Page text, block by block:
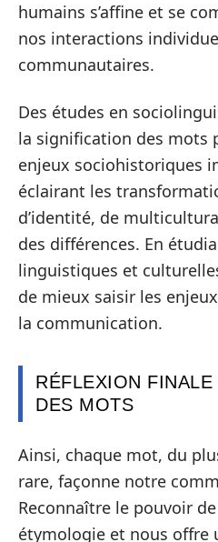
humains s’affine et se
nos interactions
communautaires.
Des études en
la signification des mots
enjeux sociohistoriques
éclairant les
d’identité, de
des différences. En
linguistiques et
de mieux saisir les
la communication.
RÉFLEXION FINALE
DES MOTS
Ainsi, chaque mot, du
rare, façonne notre
Reconnaître le pouvoir de
étymologie et nous offre